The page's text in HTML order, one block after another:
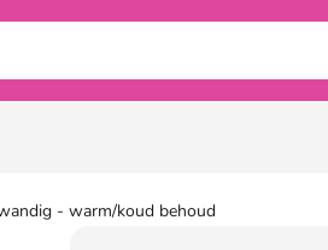
- warm/koud behoud